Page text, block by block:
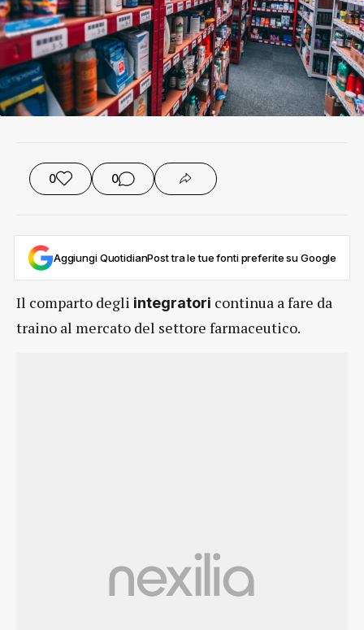
0 0
Aggiungi QuotidianPost tra le tue fonti preferite su Google
Il comparto degli integratori continua a fare da
traino al mercato del settore farmaceutico.